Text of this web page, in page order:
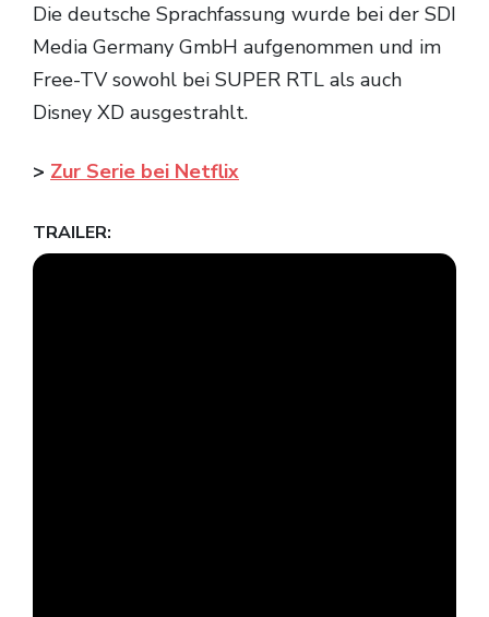
Die deutsche Sprachfassung wurde bei der SDI
Media Germany GmbH aufgenommen und im
Free-TV sowohl bei SUPER RTL als auch
Disney XD ausgestrahlt.
Zur Serie bei Netflix
TRAILER: